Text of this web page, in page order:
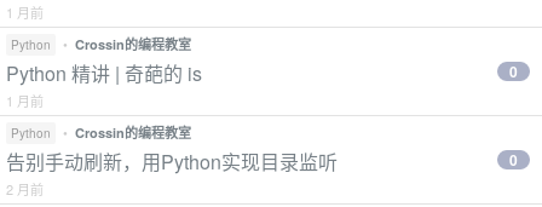
1 月前
Python • Crossin的编程教室
Python 精讲 | 奇葩的 is
1 月前
0
Python • Crossin的编程教室
告别手动刷新，用Python实现目录监听
2 月前
0